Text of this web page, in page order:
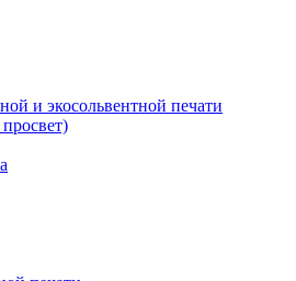
и экосольвентной печати